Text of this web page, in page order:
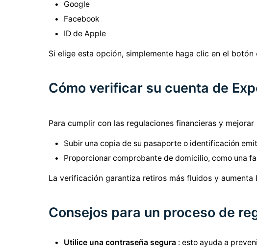
Google
Facebook
ID de Apple
Si elige esta opción, simplemente haga clic en el
Cómo verificar su cuenta de
Para cumplir con las regulaciones financieras y
Subir una copia de su pasaporte o identificación
Proporcionar comprobante de domicilio, como una
La verificación garantiza retiros más fluidos y aumenta
Consejos para un proceso de
Utilice una contraseña segura : esto ayuda a